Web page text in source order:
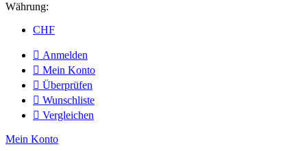
Währung:
CHF
 Anmelden
 Mein Konto
 Überprüfen
 Wunschliste
 Vergleichen
Mein Konto